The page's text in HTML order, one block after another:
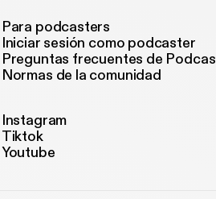
Para podcasters
Iniciar sesión como podcaster
Preguntas frecuentes de
Normas de la comunidad
Instagram
Tiktok
Youtube